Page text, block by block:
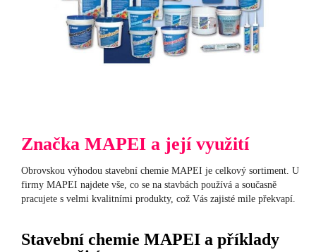
Značka MAPEI a její využití
Obrovskou výhodou stavební chemie MAPEI je celkový sortiment. U
firmy MAPEI najdete vše, co se na stavbách používá a současně
pracujete s velmi kvalitními produkty, což Vás zajisté mile překvapí.
Stavební chemie MAPEI a příklady